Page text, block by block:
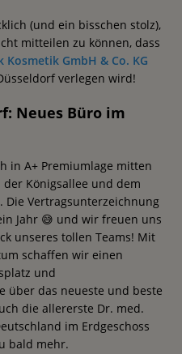
(und ein bisschen stolz),
mitteilen zu können, dass
GmbH & Co. KG
verlegen wird!
Neues Büro im
in A+ Premiumlage mitten
Königsallee und dem
Die Vertragsunterzeichnung
Jahr 😅 und wir freuen uns
unseres tollen Teams! Mit
schaffen wir einen
und
über das neueste und beste
die allererste Dr. med.
im Erdgeschoss
bald mehr.